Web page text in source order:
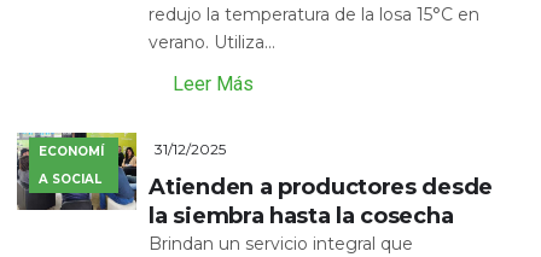
redujo la temperatura de la losa 15°C en
verano. Utiliza...
Leer Más
ECONOMÍ
A SOCIAL
31/12/2025
Atienden a productores desde
la siembra hasta la cosecha
Brindan un servicio integral que